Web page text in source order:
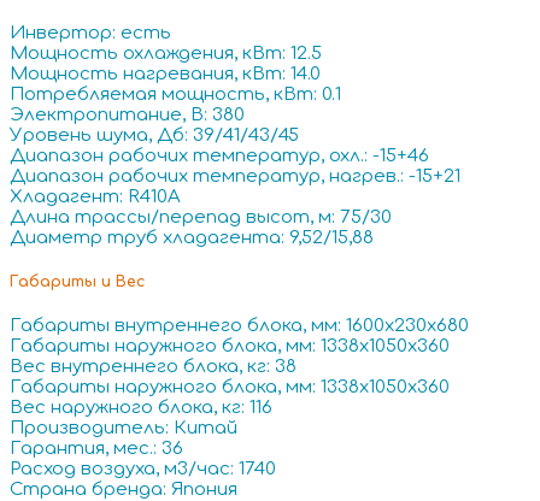
Инвертор: есть
Мощность охлаждения, кВт: 12.5
Мощность нагревания, кВт: 14.0
Потребляемая мощность, кВт: 0.1
Электропитание, В: 380
Уровень шума, Дб: 39/41/43/45
Диапазон рабочих температур, охл.: -15+46
Диапазон рабочих температур, нагрев.: -15+21
Хладагент: R410A
Длина трассы/перепад высот, м: 75/30
Диаметр труб хладагента: 9,52/15,88
Габариты и Вес
Габариты внутреннего блока, мм: 1600x230x680
Габариты наружного блока, мм: 1338x1050x360
Вес внутреннего блока, кг: 38
Габариты наружного блока, мм: 1338x1050x360
Вес наружного блока, кг: 116
Производитель: Китай
Гарантия, мес.: 36
Расход воздуха, м3/час: 1740
Страна бренда: Япония